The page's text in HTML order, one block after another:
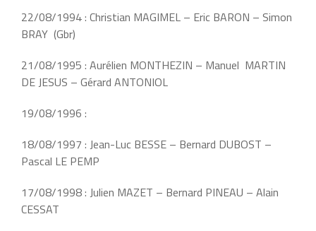
22/08/1994 : Christian MAGIMEL – Eric BARON – Simon
BRAY (Gbr)
21/08/1995 : Aurélien MONTHEZIN – Manuel MARTIN
DE JESUS – Gérard ANTONIOL
19/08/1996 :
18/08/1997 : Jean-Luc BESSE – Bernard DUBOST –
Pascal LE PEMP
17/08/1998 : Julien MAZET – Bernard PINEAU – Alain
CESSAT